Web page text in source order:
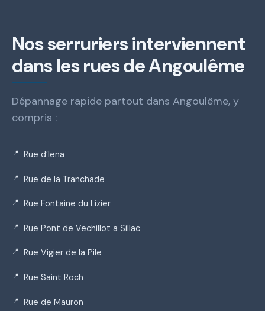
Nos serruriers interviennent
dans les rues de Angoulême
Dépannage rapide partout dans Angoulême, y
compris :
Rue d’Iena
Rue de la Tranchade
Rue Fontaine du Lizier
Rue Pont de Vechillot a Sillac
Rue Vigier de la Pile
Rue Saint Roch
Rue de Mauron